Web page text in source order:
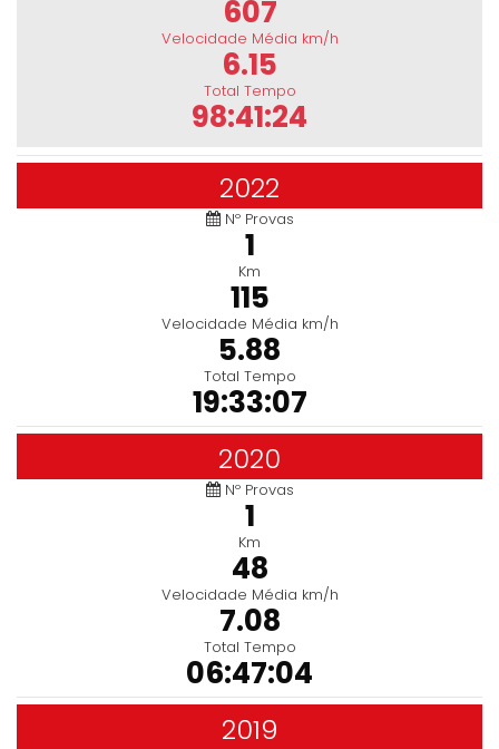
607
Velocidade Média km/h
6.15
Total Tempo
98:41:24
2022
Nº Provas
1
Km
115
Velocidade Média km/h
5.88
Total Tempo
19:33:07
2020
Nº Provas
1
Km
48
Velocidade Média km/h
7.08
Total Tempo
06:47:04
2019